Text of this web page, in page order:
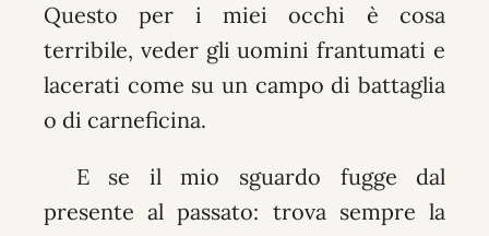
Questo per i miei occhi è cosa
terribile, veder gli uomini frantumati e
lacerati come su un campo di battaglia
o di carneficina.
E se il mio sguardo fugge dal
presente al passato: trova sempre la